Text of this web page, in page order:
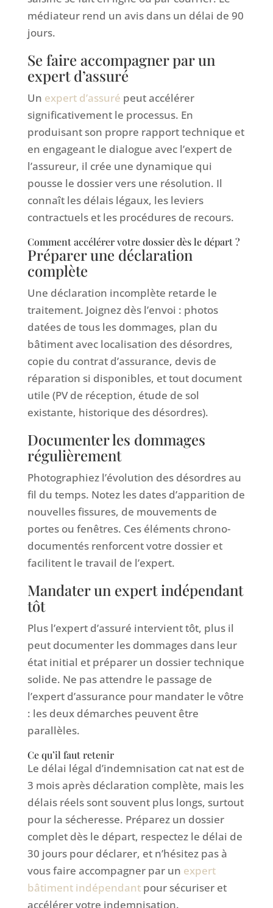
médiateur rend un avis dans un délai de 90
jours.
Se faire accompagner par un
expert d’assuré
Un expert d’assuré peut accélérer
significativement le processus. En
produisant son propre rapport technique et
en engageant le dialogue avec l’expert de
l’assureur, il crée une dynamique qui
pousse le dossier vers une résolution. Il
connaît les délais légaux, les leviers
contractuels et les procédures de recours.
Comment accélérer votre dossier dès le départ ?
Préparer une déclaration
complète
Une déclaration incomplète retarde le
traitement. Joignez dès l’envoi : photos
datées de tous les dommages, plan du
bâtiment avec localisation des désordres,
copie du contrat d’assurance, devis de
réparation si disponibles, et tout document
utile (PV de réception, étude de sol
existante, historique des désordres).
Documenter les dommages
régulièrement
Photographiez l’évolution des désordres au
fil du temps. Notez les dates d’apparition de
nouvelles fissures, de mouvements de
portes ou fenêtres. Ces éléments chrono-
documentés renforcent votre dossier et
facilitent le travail de l’expert.
Mandater un expert indépendant
tôt
Plus l’expert d’assuré intervient tôt, plus il
peut documenter les dommages dans leur
état initial et préparer un dossier technique
solide. Ne pas attendre le passage de
l’expert d’assurance pour mandater le vôtre
: les deux démarches peuvent être
parallèles.
Ce qu’il faut retenir
Le délai légal d’indemnisation cat nat est de
3 mois après déclaration complète, mais les
délais réels sont souvent plus longs, surtout
pour la sécheresse. Préparez un dossier
complet dès le départ, respectez le délai de
30 jours pour déclarer, et n’hésitez pas à
vous faire accompagner par un expert
bâtiment indépendantpour sécuriser et
accélérer votre indemnisation.